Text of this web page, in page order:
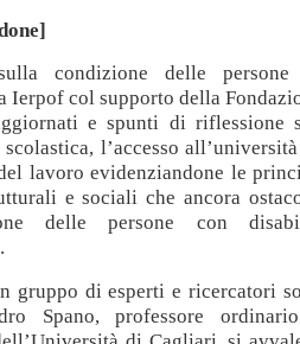
condizione delle persone
Ierpof col supporto della
e spunti di riflessione
l’accesso
lavoro evidenziandone le
e sociali che ancora
delle persone con
gruppo di esperti e ricercatori
Spano, professore